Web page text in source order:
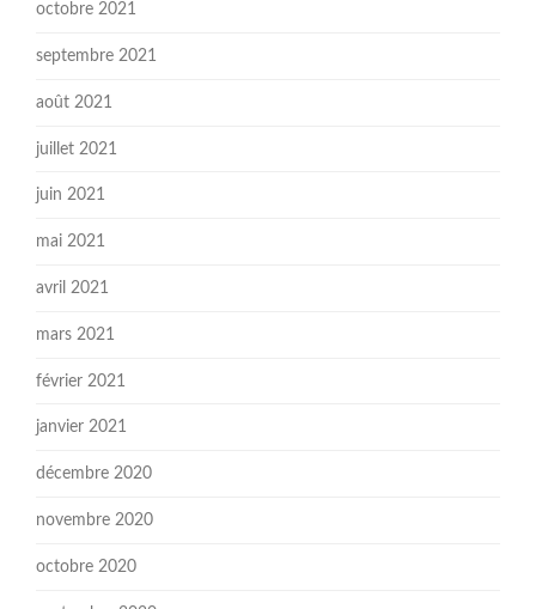
octobre 2021
septembre 2021
août 2021
juillet 2021
juin 2021
mai 2021
avril 2021
mars 2021
février 2021
janvier 2021
décembre 2020
novembre 2020
octobre 2020